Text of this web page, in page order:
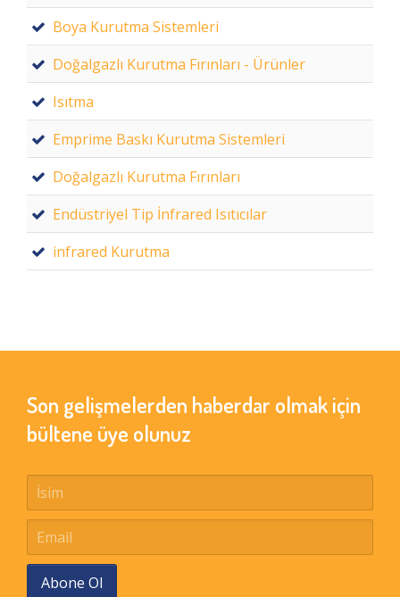
Boya Kurutma Sistemleri
Doğalgazlı Kurutma Fırınları - Ürünler
Isıtma
Emprime Baskı Kurutma Sistemleri
Doğalgazlı Kurutma Fırınları
Endüstriyel Tip İnfrared Isıtıcılar
infrared Kurutma
Son gelişmelerden haberdar olmak için
bültene üye olunuz
Abone Ol